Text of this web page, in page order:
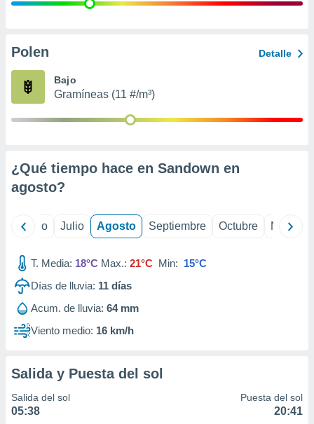
e
publicidad
Polen Detalle
Bajo
Gramíneas (11 #/m³)
¿Qué tiempo hace en Sandown en
agosto?
Junio Julio Agosto Septiembre Octubre
T. Media: 18°C Max.: 21°C Min: 15°C
Días de lluvia: 11 días
Acum. de lluvia: 64 mm
Viento medio: 16 km/h
Salida y Puesta del sol
Salida del sol
05:38
Puesta del sol
20:41